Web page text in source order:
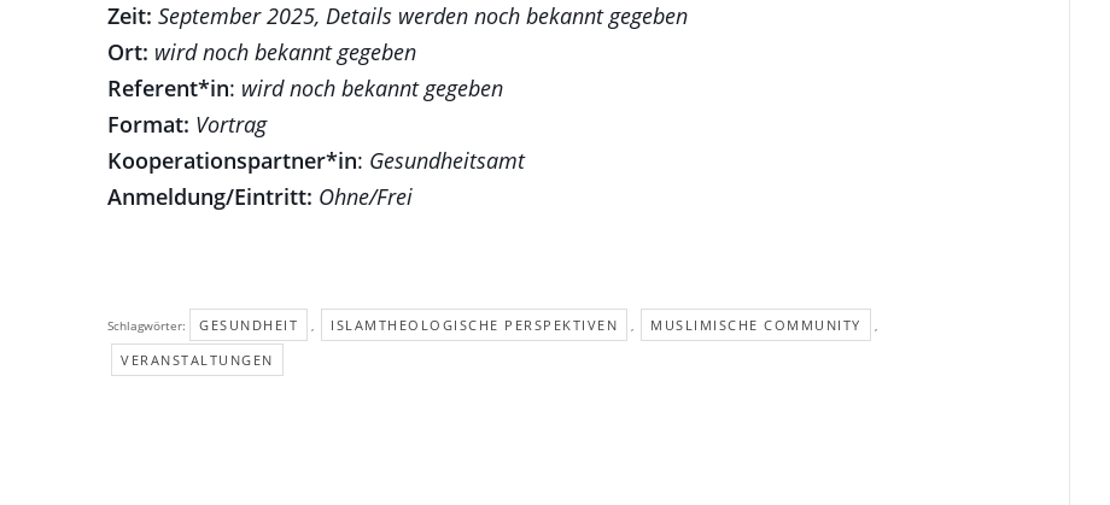
Zeit: September 2025, Details werden noch bekannt gegeben
Ort: wird noch bekannt gegeben
Referent*in: wird noch bekannt gegeben
Format: Vortrag
Kooperationspartner*in: Gesundheitsamt
Anmeldung/Eintritt: Ohne/Frei
Schlagwörter: GESUNDHEIT , ISLAMTHEOLOGISCHE PERSPEKTIVEN , MUSLIMISCHE COMMUNITY ,
VERANSTALTUNGEN